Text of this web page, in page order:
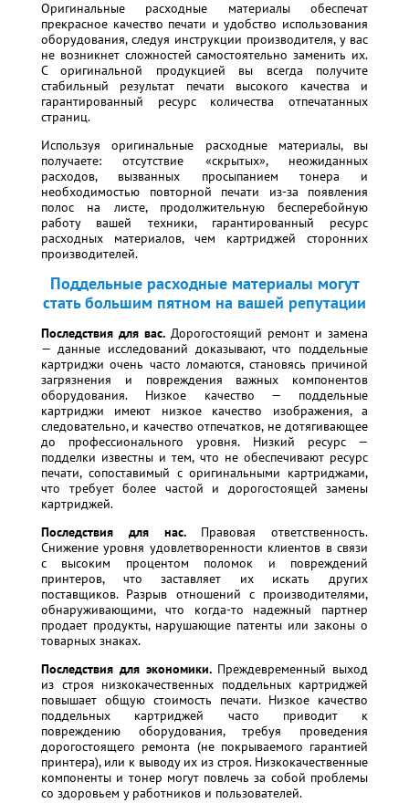
Оригинальные расходные материалы обеспечат
прекрасное качество печати и удобство использования
оборудования, следуя инструкции производителя, у вас
не возникнет сложностей самостоятельно заменить их.
С оригинальной продукцией вы всегда получите
стабильный результат печати высокого качества и
гарантированный ресурс количества отпечатанных
страниц.
Используя оригинальные расходные материалы, вы
получаете: отсутствие «скрытых», неожиданных
расходов, вызванных просыпанием тонера и
необходимостью повторной печати из-за появления
полос на листе, продолжительную бесперебойную
работу вашей техники, гарантированный ресурс
расходных материалов, чем картриджей сторонних
производителей.
Поддельные расходные материалы могут
стать большим пятном на вашей репутации
Последствия для вас. Дорогостоящий ремонт и замена
— данные исследований доказывают, что поддельные
картриджи очень часто ломаются, становясь причиной
загрязнения и повреждения важных компонентов
оборудования. Низкое качество — поддельные
картриджи имеют низкое качество изображения, а
следовательно, и качество отпечатков, не дотягивающее
до профессионального уровня. Низкий ресурс —
подделки известны и тем, что не обеспечивают ресурс
печати, сопоставимый с оригинальными картриджами,
что требует более частой и дорогостоящей замены
картриджей.
Последствия для нас.Правовая ответственность.
Снижение уровня удовлетворенности клиентов в связи
с высоким процентом поломок и повреждений
принтеров, что заставляет их искать других
поставщиков. Разрыв отношений с производителями,
обнаруживающими, что когда-то надежный партнер
продает продукты, нарушающие патенты или законы о
товарных знаках.
Последствия для экономики.Преждевременный выход
из строя низкокачественных поддельных картриджей
повышает общую стоимость печати. Низкое качество
поддельных картриджей часто приводит к
повреждению оборудования, требуя проведения
дорогостоящего ремонта (не покрываемого гарантией
принтера), или к выводу их из строя. Низкокачественные
компоненты и тонер могут повлечь за собой проблемы
со здоровьем у работников и пользователей.